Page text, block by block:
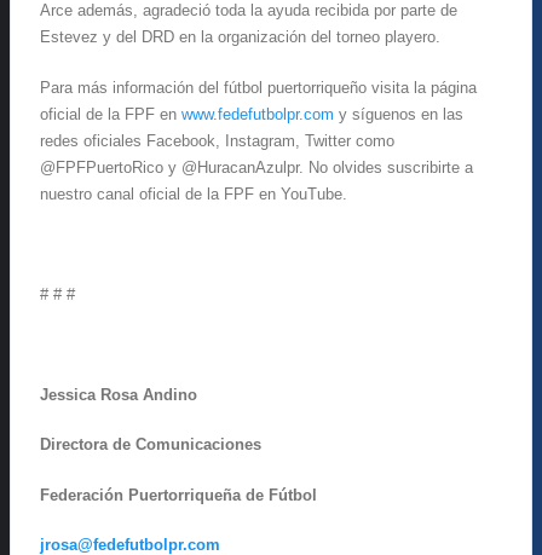
Arce además, agradeció toda la ayuda recibida por parte de
Estevez y del DRD en la organización del torneo playero.
Para más información del fútbol puertorriqueño visita la página
oficial de la FPF en www.fedefutbolpr.com y síguenos en las
redes oficiales Facebook, Instagram, Twitter como
@FPFPuertoRico y @HuracanAzulpr. No olvides suscribirte a
nuestro canal oficial de la FPF en YouTube.
# # #
Jessica Rosa Andino
Directora de Comunicaciones
Federación Puertorriqueña de Fútbol
jrosa@fedefutbolpr.com